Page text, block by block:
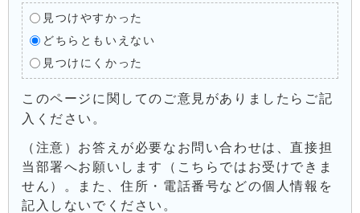
見つけやすかった
どちらともいえない
見つけにくかった
このページに関してのご意見がありましたらご記
入ください。
（注意）お答えが必要なお問い合わせは、直接担
当部署へお願いします（こちらではお受けできま
せん）。また、住所・電話番号などの個人情報を
記入しないでください。